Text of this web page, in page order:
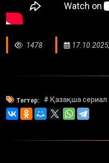
1478
Тегтер: # Қазақша сериал